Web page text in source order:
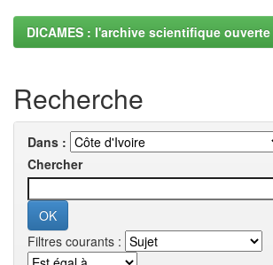
DICAMES : l'archive scientifique ouverte
Recherche
Dans :
Chercher
Filtres courants :